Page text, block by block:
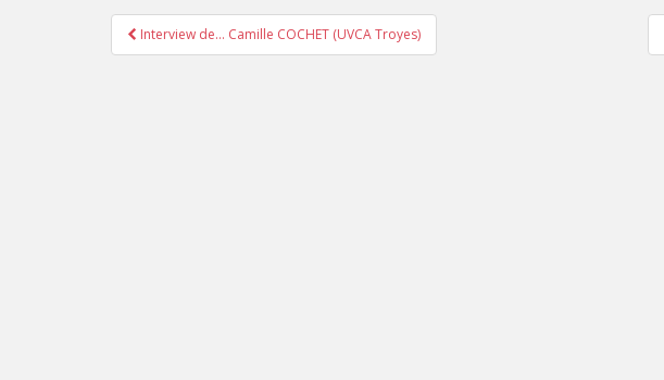
Pagination d'article
Interview de… Camille COCHET (UVCA Troyes)